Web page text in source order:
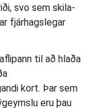
svo sem skila-
fjárhagslegar
til að hlaða
kort. Þar sem
eru þau